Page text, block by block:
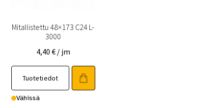
Mitallistettu 48×173 C24 L-
3000
4,40 € / jm
Tuotetiedot
Vähissä